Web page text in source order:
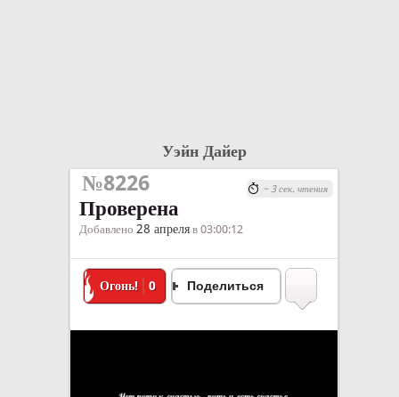
Уэйн Дайер
№8226
Проверена
Добавлено 28 апреля в 03:00:12
Огонь! 0 Поделиться
~ 3 сек. чтения